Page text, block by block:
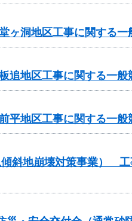
ヶ洞地区工事に関する
追地区工事に関する一
平地区工事に関する一
斜地崩壊対策事業）